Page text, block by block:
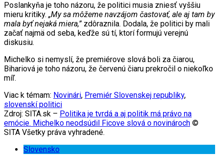
Poslankyňa je toho názoru, že politici musia zniesť vyššiu
mieru kritiky. „My sa môžeme navzájom častovať, ale aj tam by
mala byť nejaká miera,”zdôraznila. Dodala, že politici by mali
začať najmä od seba, keďže sú tí, ktorí formujú verejnú
diskusiu.
Michelko si nemyslí, že premiérove slová boli za čiarou,
Bihariová je toho názoru, že červenú čiaru prekročil o niekoľko
míľ.
Viac k témam: Novinári, Premiér Slovenskej republiky,
slovenskí politici
Zdroj: SITA.sk – Politika je tvrdá a aj politik má právo na
emócie. Michelko neodsúdil Ficove slová o novinároch ©
SITA Všetky práva vyhradené.
Slovensko